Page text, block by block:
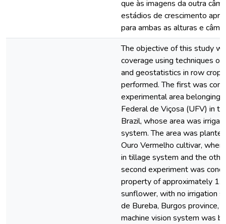
que às imagens da outra
estádios de crescimento
para ambas as alturas e
The objective of this study
coverage using techniques
and geostatistics in row
performed. The first was
experimental area belonging
Federal de Viçosa (UFV) in
Brazil, whose area was
system. The area was
Ouro Vermelho cultivar,
in tillage system and the
second experiment was
property of approximately
sunflower, with no irrigation
de Bureba, Burgos province,
machine vision system was